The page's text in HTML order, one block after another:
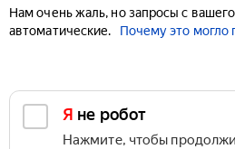
Нам очень жаль, но запросы с
автоматические.
Почему это могло
Я не робот
Нажмите, чтобы